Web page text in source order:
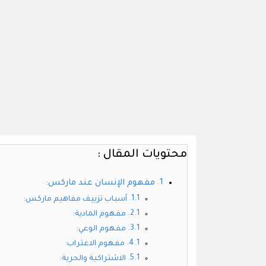
محتويات المقال :
مفهوم الإنسان عند ماركس:
أسباب تزييف مفاهيم ماركس:
مفهوم المادية:
مفهوم الوعي:
مفهوم الاغتراب:
الاشتراكية والحرية: